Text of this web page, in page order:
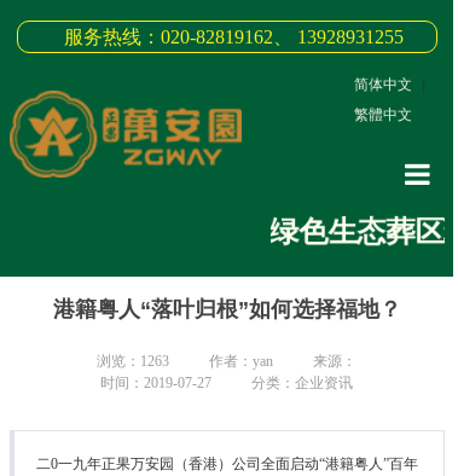
网站
服务热线：020-82819162、 13928931255
简体中文
繁體中文
绿色生态葬区现
港籍粤人“落叶归根”如何选择福地？
浏览： 1263 作者：yan
来源：
时间：2019-07-27
分类：企业资讯
二0一九年正果万安园（香港）公司全面启动“港籍粤人”百年